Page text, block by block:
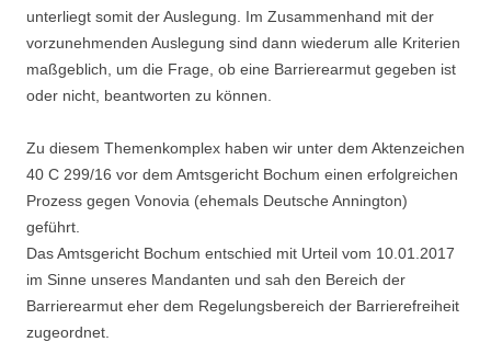
unterliegt somit der Auslegung. Im Zusammenhand mit der
vorzunehmenden Auslegung sind dann wiederum alle Kriterien
maßgeblich, um die Frage, ob eine Barrierearmut gegeben ist
oder nicht, beantworten zu können.
Zu diesem Themenkomplex haben wir unter dem Aktenzeichen
40 C 299/16 vor dem Amtsgericht Bochum einen erfolgreichen
Prozess gegen Vonovia (ehemals Deutsche Annington)
geführt.
Das Amtsgericht Bochum entschied mit Urteil vom 10.01.2017
im Sinne unseres Mandanten und sah den Bereich der
Barrierearmut eher dem Regelungsbereich der Barrierefreiheit
zugeordnet.